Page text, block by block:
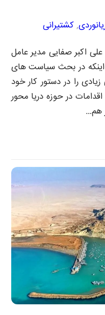
, کشتیرانی
علی اکبر صفایی مدیر عامل
اینکه در بحث سیاست های
را در دستور کار خود
در حوزه دریا محور
هم…